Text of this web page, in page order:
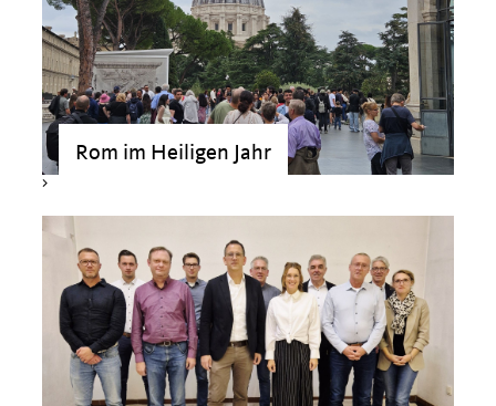
Rom im Heiligen Jahr
>